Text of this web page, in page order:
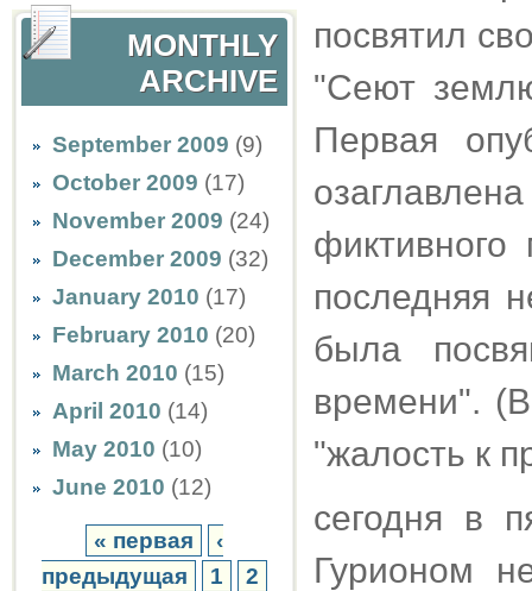
MONTHLY
ARCHIVE
September 2009 (9)
October 2009 (17)
November 2009 (24)
December 2009 (32)
January 2010 (17)
February 2010 (20)
March 2010 (15)
April 2010 (14)
May 2010 (10)
June 2010 (12)
« первая
‹
предыдущая
1
2
посвятил
"Сеют
Первая
фиктивного
последняя
была
времени".
"жалость к
сегодня в
Гурионом